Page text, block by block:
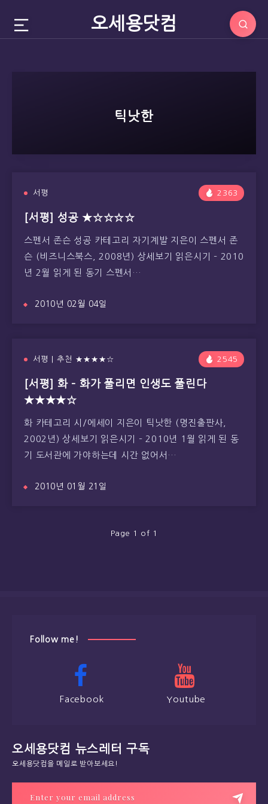
오세용닷컴
틱낫한
서평 2363
[서평] 성공 ★☆☆☆☆
스펜서 존슨 성공 카테고리 자기계발 지은이 스펜서 존
슨 (비즈니스북스, 2008년) 상세보기 읽은시기 – 2010
년 2월 읽게 된 동기 스펜서…
2010년 02월 04일
서평 | 추천 ★★★★☆ 2545
[서평] 화 – 화가 풀리면 인생도 풀린다
★★★★☆
화 카테고리 시/에세이 지은이 틱낫한 (명진출판사,
2002년) 상세보기 읽은시기 – 2010년 1월 읽게 된 동
기 도서관에 가야하는데 시간 없어서…
2010년 01월 21일
Page 1 of 1
Follow me!
Facebook Youtube
오세용닷컴 뉴스레터 구독
오세용닷컴을 메일로 받아보세요!